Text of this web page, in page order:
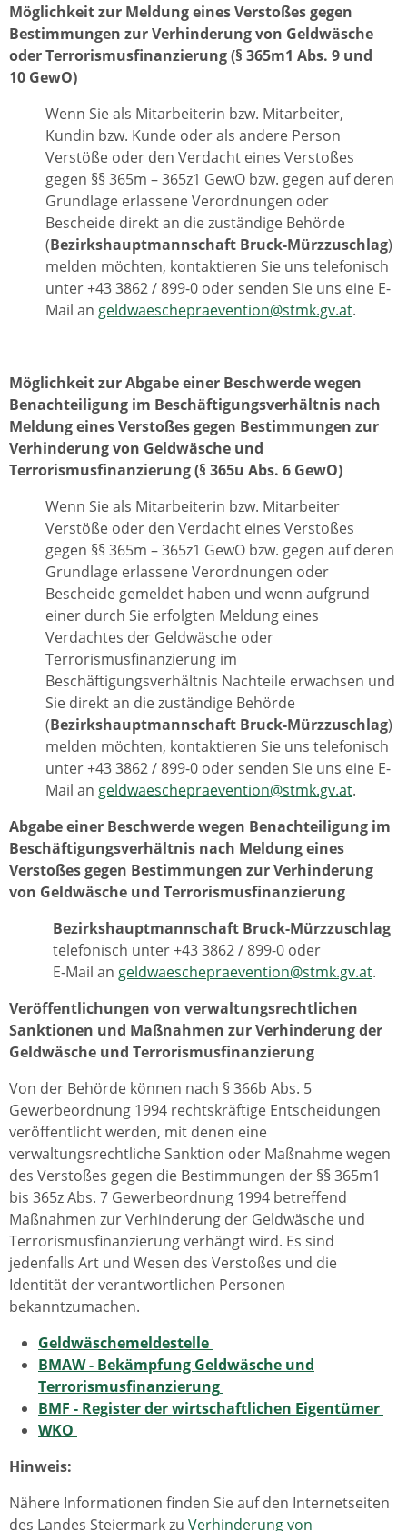
Möglichkeit zur Meldung eines Verstoßes gegen
Bestimmungen zur Verhinderung von Geldwäsche
oder Terrorismusfinanzierung (§ 365m1 Abs. 9 und
10 GewO)
Wenn Sie als Mitarbeiterin bzw. Mitarbeiter,
Kundin bzw. Kunde oder als andere Person
Verstöße oder den Verdacht eines Verstoßes
gegen §§ 365m – 365z1 GewO bzw. gegen auf deren
Grundlage erlassene Verordnungen oder
Bescheide direkt an die zuständige Behörde
(Bezirkshauptmannschaft Bruck-Mürzzuschlag)
melden möchten, kontaktieren Sie uns telefonisch
unter +43 3862 / 899-0 oder senden Sie uns eine E-
Mail an geldwaeschepraevention@stmk.gv.at.
Möglichkeit zur Abgabe einer Beschwerde wegen
Benachteiligung im Beschäftigungsverhältnis nach
Meldung eines Verstoßes gegen Bestimmungen zur
Verhinderung von Geldwäsche und
Terrorismusfinanzierung (§ 365u Abs. 6 GewO)
Wenn Sie als Mitarbeiterin bzw. Mitarbeiter
Verstöße oder den Verdacht eines Verstoßes
gegen §§ 365m – 365z1 GewO bzw. gegen auf deren
Grundlage erlassene Verordnungen oder
Bescheide gemeldet haben und wenn aufgrund
einer durch Sie erfolgten Meldung eines
Verdachtes der Geldwäsche oder
Terrorismusfinanzierung im
Beschäftigungsverhältnis Nachteile erwachsen und
Sie direkt an die zuständige Behörde
(Bezirkshauptmannschaft Bruck-Mürzzuschlag)
melden möchten, kontaktieren Sie uns telefonisch
unter +43 3862 / 899-0 oder senden Sie uns eine E-
Mail an geldwaeschepraevention@stmk.gv.at.
Abgabe einer Beschwerde wegen Benachteiligung im
Beschäftigungsverhältnis nach Meldung eines
Verstoßes gegen Bestimmungen zur Verhinderung
von Geldwäsche und Terrorismusfinanzierung
Bezirkshauptmannschaft Bruck-Mürzzuschlag
telefonisch unter +43 3862 / 899-0 oder
E-Mail an geldwaeschepraevention@stmk.gv.at.
Veröffentlichungen von verwaltungsrechtlichen
Sanktionen und Maßnahmen zur Verhinderung der
Geldwäsche und Terrorismusfinanzierung
Von der Behörde können nach § 366b Abs. 5
Gewerbeordnung 1994 rechtskräftige Entscheidungen
veröffentlicht werden, mit denen eine
verwaltungsrechtliche Sanktion oder Maßnahme wegen
des Verstoßes gegen die Bestimmungen der §§ 365m1
bis 365z Abs. 7 Gewerbeordnung 1994 betreffend
Maßnahmen zur Verhinderung der Geldwäsche und
Terrorismusfinanzierung verhängt wird. Es sind
jedenfalls Art und Wesen des Verstoßes und die
Identität der verantwortlichen Personen
bekanntzumachen.
Geldwäschemeldestelle
BMAW - Bekämpfung Geldwäsche und
Terrorismusfinanzierung
BMF - Register der wirtschaftlichen Eigentümer
WKO
Hinweis:
Nähere Informationen finden Sie auf den Internetseiten
des Landes Steiermark zu Verhinderung von